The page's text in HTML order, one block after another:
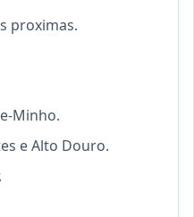
proximas.
Minho.
e Alto Douro.